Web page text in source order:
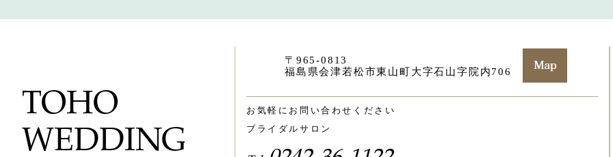
TOHO
WEDDING
〒965-0813
福島県会津若松市東山町大字石山字院内706
お気軽にお問い合わせください
ブライダルサロン